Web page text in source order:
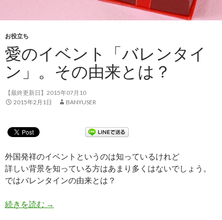
お役立ち
愛のイベント「バレンタイ
ン」。その由来とは？
【最終更新日】2015年07月10
2015年2月1日
BANYUSER
外国発祥のイベントというのは知っているけれど
詳しい背景を知っている方はあまり多くはないでしょう。
ではバレンタインの由来とは？
続きを読む 愛のイベント「バレンタイン」。その由来とは？
→